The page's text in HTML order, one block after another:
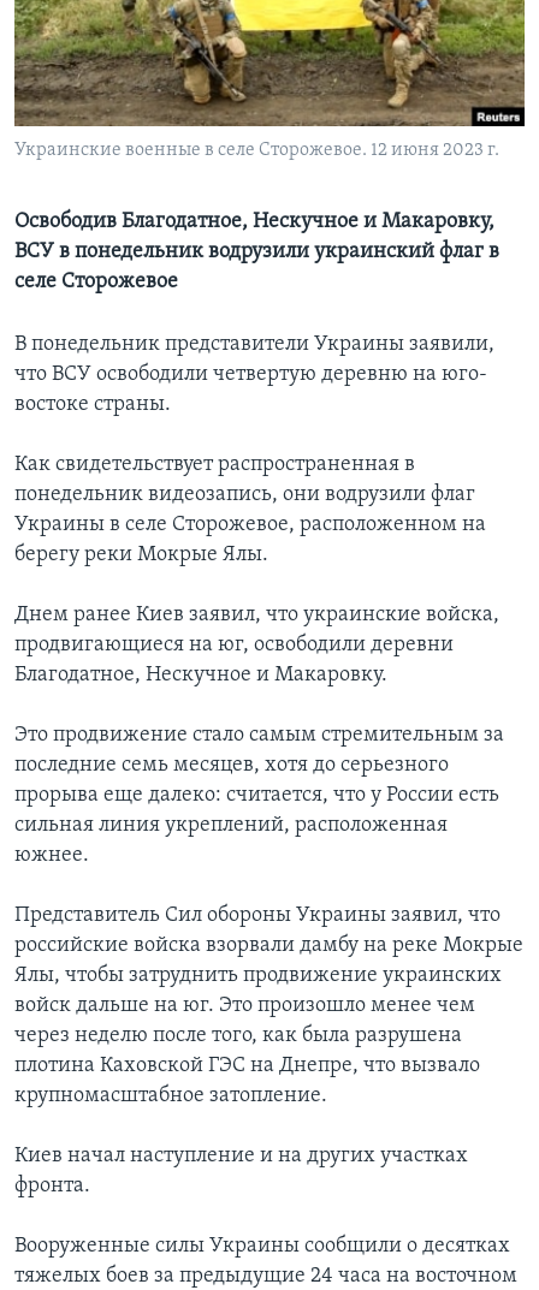
Learning English
СОЦИАЛЬНЫЕ СЕТИ
Языки
Украинские военные в селе Сторожевое. 12 июня 2023 г.
Освободив Благодатное, Нескучное и Макаровку,
ВСУ в понедельник водрузили украинский флаг в
селе Сторожевое
В понедельник представители Украины заявили,
что ВСУ освободили четвертую деревню на юго-
востоке страны.
Как свидетельствует распространенная в
понедельник видеозапись, они водрузили флаг
Украины в селе Сторожевое, расположенном на
берегу реки Мокрые Ялы.
Днем ранее Киев заявил, что украинские войска,
продвигающиеся на юг, освободили деревни
Благодатное, Нескучное и Макаровку.
Это продвижение стало самым стремительным за
последние семь месяцев, хотя до серьезного
прорыва еще далеко: считается, что у России есть
сильная линия укреплений, расположенная
южнее.
Представитель Сил обороны Украины заявил, что
российские войска взорвали дамбу на реке Мокрые
Ялы, чтобы затруднить продвижение украинских
войск дальше на юг. Это произошло менее чем
через неделю после того, как была разрушена
плотина Каховской ГЭС на Днепре, что вызвало
крупномасштабное затопление.
Киев начал наступление и на других участках
фронта.
Вооруженные силы Украины сообщили о десятках
тяжелых боев за предыдущие 24 часа на восточном